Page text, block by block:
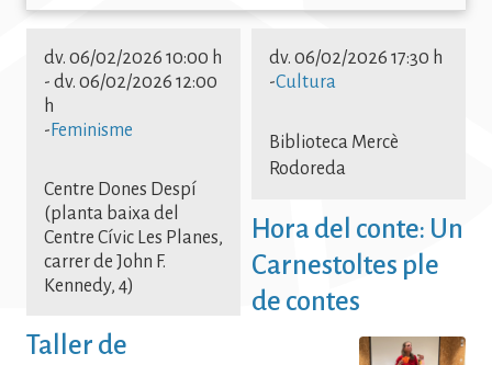
Paginació
dv. 06/02/2026 10:00 h
- dv. 06/02/2026 12:00
h
- Feminisme
Centre Dones Despí
(planta baixa del
Centre Cívic Les Planes,
carrer de John F.
Kennedy, 4)
Taller de
dv. 06/02/2026 17:30 h
-Cultura
Biblioteca Mercè
Rodoreda
Hora del conte: Un
Carnestoltes ple
de contes